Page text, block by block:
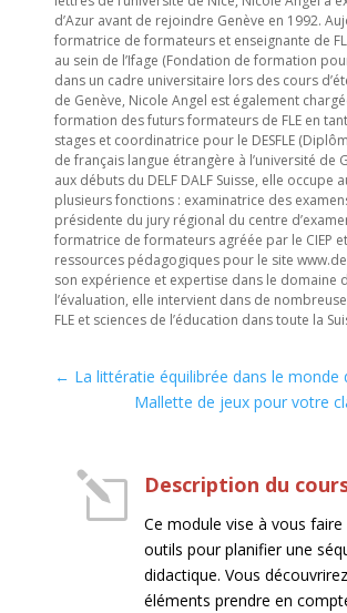
d’Azur avant de rejoindre Genève en 1992.
formatrice de formateurs et enseignante de
au sein de l’Ifage (Fondation de formation
dans un cadre universitaire lors des cours
de Genève, Nicole Angel est également
formation des futurs formateurs de FLE en
stages et coordinatrice pour le DESFLE
de français langue étrangère à l’université de
aux débuts du DELF DALF Suisse, elle occupe
plusieurs fonctions : examinatrice des examens
présidente du jury régional du centre
formatrice de formateurs agréée par le CIEP
ressources pédagogiques pour le site
son expérience et expertise dans le domaine
l’évaluation, elle intervient dans de
FLE et sciences de l’éducation dans toute la
← La littératie équilibrée dans le monde
Mallette de jeux pour votre
l Description du
Ce module vise à vous faire
outils pour planifier une
didactique. Vous
éléments prendre en